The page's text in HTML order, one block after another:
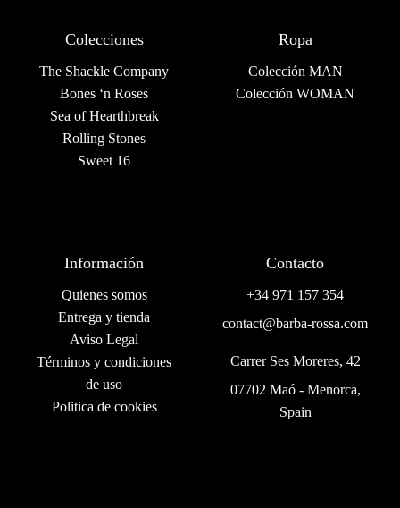
Colecciones
The Shackle Company
Bones ‘n Roses
Sea of Hearthbreak
Rolling Stones
Sweet 16
Ropa
Colección MAN
Colección WOMAN
Información
Quienes somos
Entrega y tienda
Aviso Legal
Términos y condiciones
de uso
Politica de cookies
Contacto
+34 971 157 354
contact@barba-rossa.com
Carrer Ses Moreres, 42
07702 Maó - Menorca,
Spain